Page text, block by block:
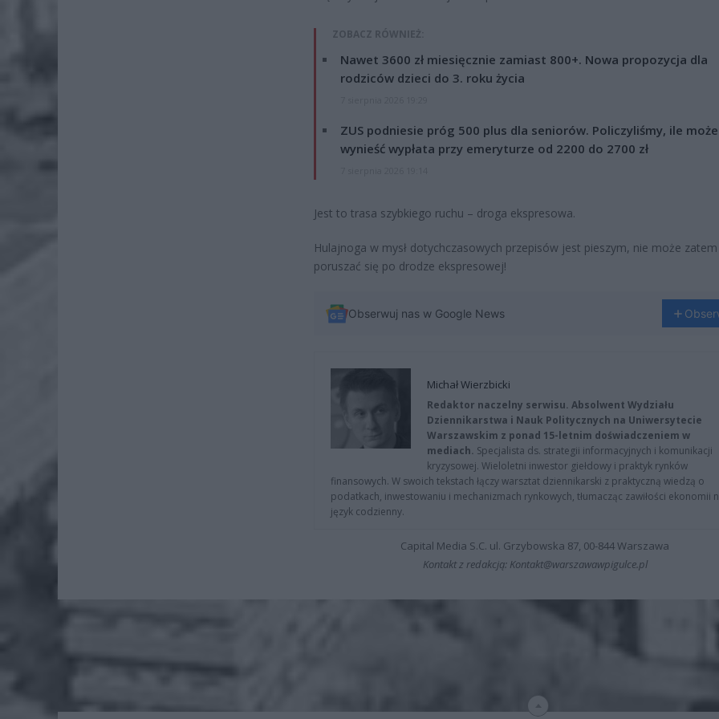
ZOBACZ RÓWNIEŻ:
Nawet 3600 zł miesięcznie zamiast 800+. Nowa propozycja dla
rodziców dzieci do 3. roku życia
ZUS podniesie próg 500 plus dla seniorów. Policzyliśmy, ile może
wynieść wypłata przy emeryturze od 2200 do 2700 zł
Jest to trasa szybkiego ruchu – droga ekspresowa.
Hulajnoga w mysł dotychczasowych przepisów jest pieszym, nie może zatem
poruszać się po drodze ekspresowej!
Obserwuj nas w Google News
Michał Wierzbicki
Redaktor naczelny serwisu. Absolwent Wydziału
Dziennikarstwa i Nauk Politycznych na Uniwersytecie
Warszawskim z ponad 15-letnim doświadczeniem w
mediach. Specjalista ds. strategii informacyjnych i komunikacji
kryzysowej. Wieloletni inwestor giełdowy i praktyk rynków
finansowych. W swoich tekstach łączy warsztat dziennikarski z praktyczną wiedzą o
podatkach, inwestowaniu i mechanizmach rynkowych, tłumacząc zawiłości ekonomii
język codzienny.
Capital Media S.C. ul. Grzybowska 87, 00-844 Warszawa
Kontakt z redakcją: Kontakt@warszawawpigulce.pl